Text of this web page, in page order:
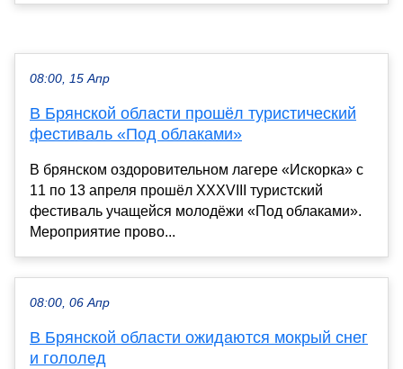
08:00, 15 Апр
В Брянской области прошёл туристический
фестиваль «Под облаками»
В брянском оздоровительном лагере «Искорка» с
11 по 13 апреля прошёл XXXVIII туристский
фестиваль учащейся молодёжи «Под облаками».
Мероприятие прово...
08:00, 06 Апр
В Брянской области ожидаются мокрый снег
и гололед